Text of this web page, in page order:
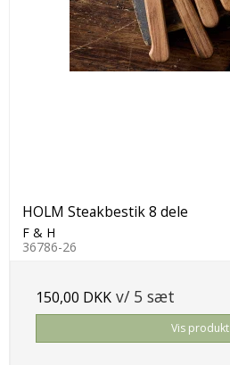
HOLM Steakbestik 8 dele
F & H
36786-26
150,00 DKK v/ 5 sæt
Vis produkt